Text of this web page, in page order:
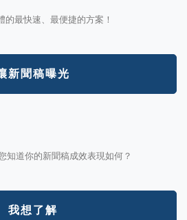
最快速、最便捷的方案！
新聞稿曝光
知道你的新聞稿成效表現如何？
我想了解